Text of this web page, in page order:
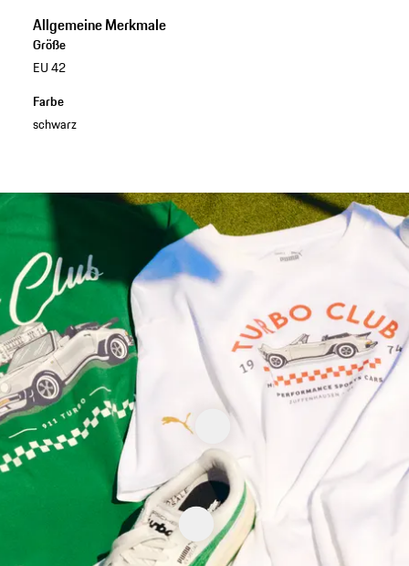
Allgemeine Merkmale
Größe
EU 42
Farbe
schwarz